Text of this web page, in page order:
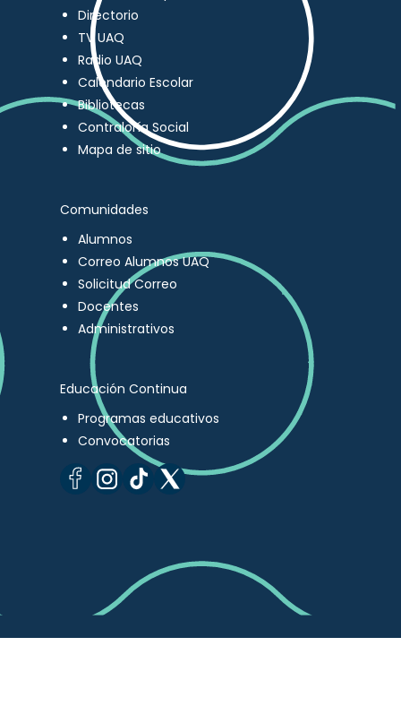
Directorio
TV UAQ
Radio UAQ
Calendario Escolar
Bibliotecas
Contraloría Social
Mapa de sitio
Comunidades
Alumnos
Correo Alumnos UAQ
Solicitud Correo
Docentes
Administrativos
Educación Continua
Programas educativos
Convocatorias